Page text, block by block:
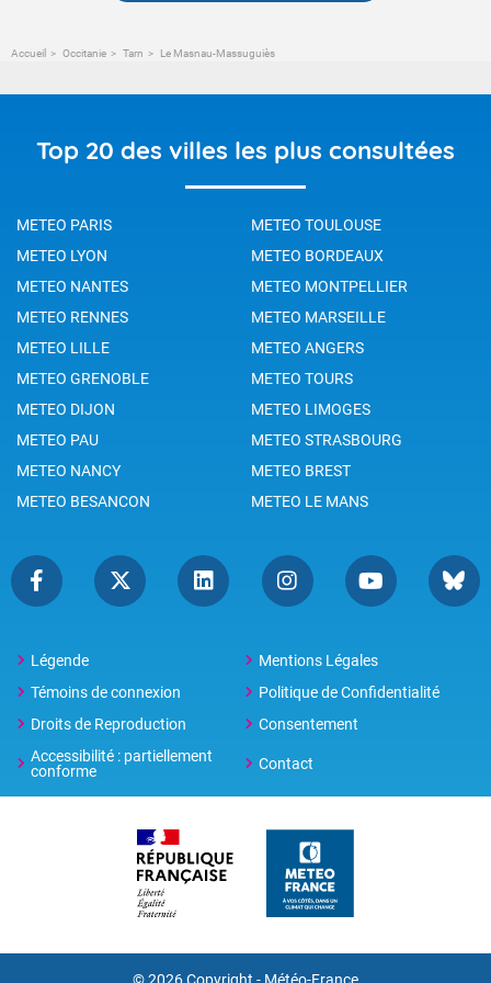
Accueil Occitanie Tarn Le Masnau-Massuguiès
Top 20 des villes les plus consultées
METEO PARIS
METEO TOULOUSE
METEO LYON
METEO BORDEAUX
METEO NANTES
METEO MONTPELLIER
METEO RENNES
METEO MARSEILLE
METEO LILLE
METEO ANGERS
METEO GRENOBLE
METEO TOURS
METEO DIJON
METEO LIMOGES
METEO PAU
METEO STRASBOURG
METEO NANCY
METEO BREST
METEO BESANCON
METEO LE MANS
Légende
Mentions Légales
Témoins de connexion
Politique de Confidentialité
Droits de Reproduction
Consentement
Accessibilité : partiellement
conforme
Contact